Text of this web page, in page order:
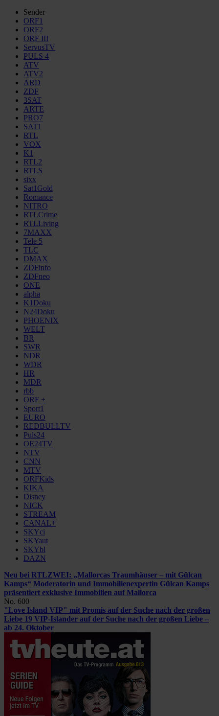
Sender
ORF1
ORF2
ORF III
ServusTV
PULS 4
ATV
ATV2
ARD
ZDF
3SAT
ARTE
PRO7
SAT1
RTL
VOX
K1
RTL2
RTLS
sixx
Sat1Gold
Romance
NITRO
RTLCrime
RTLLiving
7MAXX
Tele 5
TLC
DMAX
ZDFinfo
ZDFneo
ONE
alpha
K1Doku
N24Doku
PHOENIX
WELT
BR
SWR
NDR
WDR
HR
MDR
rbb
ORF +
Sport1
EURO
REDBULLTV
Puls24
OE24TV
NTV
CNN
MTV
ORFKids
KIKA
Disney
NICK
STREAM
CANAL+
SKYci
SKYaut
SKYbl
DAZN
Neu bei RTLZWEI: „Mallorcas Traumhäuser – mit Gülcan
Kamps“ Moderatorin und Immobilienexpertin Gülcan Kamps
präsentiert exklusive Immobilien auf Mallorca
No. 600
"Love Island VIP" mit Promis auf der Suche nach der großen
Liebe 19 VIP-Islander auf der Suche nach der großen Liebe –
ab 24. Oktober